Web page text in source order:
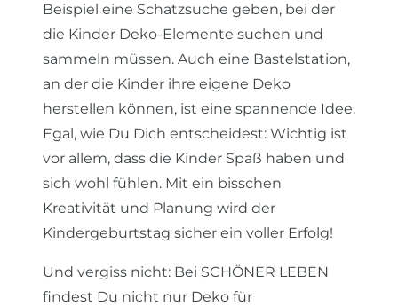
Beispiel eine Schatzsuche geben, bei der
die Kinder Deko-Elemente suchen und
sammeln müssen. Auch eine Bastelstation,
an der die Kinder ihre eigene Deko
herstellen können, ist eine spannende Idee.
Egal, wie Du Dich entscheidest: Wichtig ist
vor allem, dass die Kinder Spaß haben und
sich wohl fühlen. Mit ein bisschen
Kreativität und Planung wird der
Kindergeburtstag sicher ein voller Erfolg!
Und vergiss nicht: Bei SCHÖNER LEBEN
findest Du nicht nur Deko für